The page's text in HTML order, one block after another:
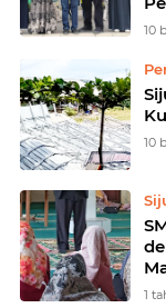
10
10
1